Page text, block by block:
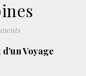
Voyage